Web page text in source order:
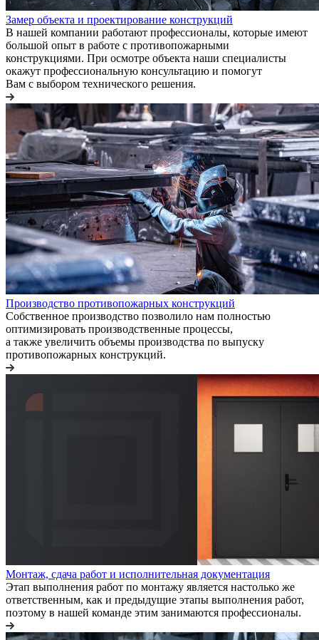
Замер объекта и проектирование конструкций
В нашей компании работают профессионалы, которые имеют
большой опыт в работе с противопожарными
конструкциями. При осмотре объекта наши специалисты
окажут профессиональную консультацию и помогут
Вам с выбором технического решения.
Производство противопожарных конструкций
Собственное производство позволило нам полностью
оптимизировать производственные процессы,
а также увеличить объемы производства по выпуску
противопожарных конструкций.
Монтаж, сдача работ и исполнительная документация
Этап выполнения работ по монтажу является настолько же
ответственным, как и предыдущие этапы выполнения работ,
поэтому в нашей команде этим занимаются профессионалы.